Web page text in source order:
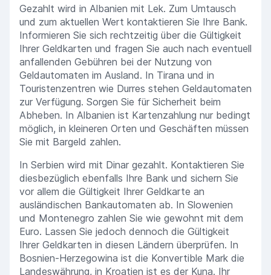
Gezahlt wird in Albanien mit Lek. Zum Umtausch
und zum aktuellen Wert kontaktieren Sie Ihre Bank.
Informieren Sie sich rechtzeitig über die Gültigkeit
Ihrer Geldkarten und fragen Sie auch nach eventuell
anfallenden Gebühren bei der Nutzung von
Geldautomaten im Ausland. In Tirana und in
Touristenzentren wie Durres stehen Geldautomaten
zur Verfügung. Sorgen Sie für Sicherheit beim
Abheben. In Albanien ist Kartenzahlung nur bedingt
möglich, in kleineren Orten und Geschäften müssen
Sie mit Bargeld zahlen.
In Serbien wird mit Dinar gezahlt. Kontaktieren Sie
diesbezüglich ebenfalls Ihre Bank und sichern Sie
vor allem die Gültigkeit Ihrer Geldkarte an
ausländischen Bankautomaten ab. In Slowenien
und Montenegro zahlen Sie wie gewohnt mit dem
Euro. Lassen Sie jedoch dennoch die Gültigkeit
Ihrer Geldkarten in diesen Ländern überprüfen. In
Bosnien-Herzegowina ist die Konvertible Mark die
Landeswährung, in Kroatien ist es der Kuna. Ihr